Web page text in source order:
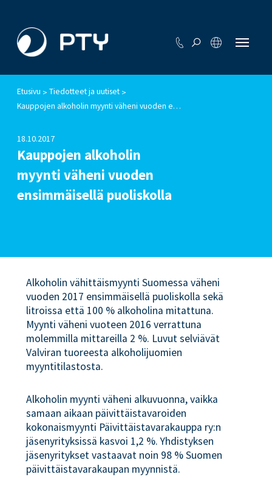
Etusivu > Tiedotteet ja uutiset >
Kauppojen alkoholin myynti väheni vuoden ensimmäisellä puoliskolla
18.10.2017
Kauppojen alkoholin
myynti väheni vuoden
ensimmäisellä puoliskolla
Alkoholin vähittäismyynti Suomessa väheni
vuoden 2017 ensimmäisellä puoliskolla sekä
litroissa että 100 % alkoholina mitattuna.
Myynti väheni vuoteen 2016 verrattuna
molemmilla mittareilla 2 %. Luvut selviävät
Valviran tuoreesta alkoholijuomien
myyntitilastosta.
Alkoholin myynti väheni alkuvuonna, vaikka
samaan aikaan päivittäistavaroiden
kokonaismyynti Päivittäistavarakauppa ry:n
jäsenyrityksissä kasvoi 1,2 %. Yhdistyksen
jäsenyritykset vastaavat noin 98 % Suomen
päivittäistavarakaupan myynnistä.